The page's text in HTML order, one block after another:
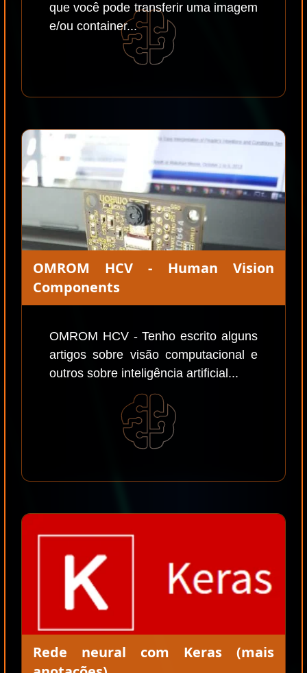
que você pode transferir uma imagem
e/ou container...
OMROM HCV - Human Vision
Components
OMROM HCV - Tenho escrito alguns
artigos sobre visão computacional e
outros sobre inteligência artificial...
Rede neural com Keras (mais